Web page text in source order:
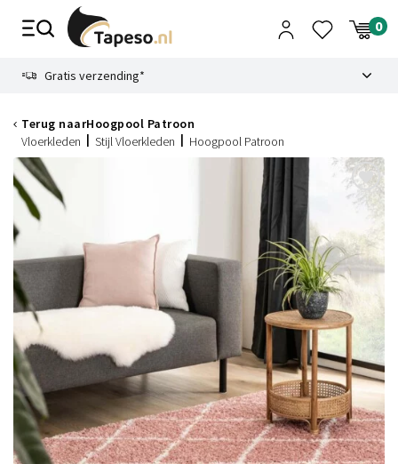
Gratis verzending*
Terug naarHoogpool Patroon
Vloerkleden
Stijl Vloerkleden Hoogpool Patroon